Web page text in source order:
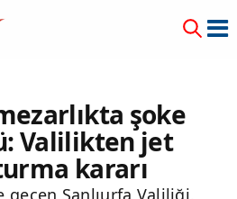
şoke
Valilikten jet
kararı
Şanlıurfa Valiliği,